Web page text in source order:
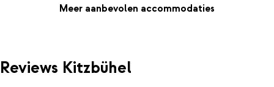
lokale als internationale gerechten, met een focus op de
Kitzbühel, kaas en melk uit Tirol, en vlees van de slagerij in de
buurt. Alles is zo vers dat de ingrediënten niet ver hoeven reizen
Meer aanbevolen accommodaties
Reviews Kitzbühel